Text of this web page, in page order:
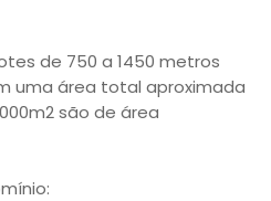
de 750 a 1450 metros
uma área total aproximada
são de área